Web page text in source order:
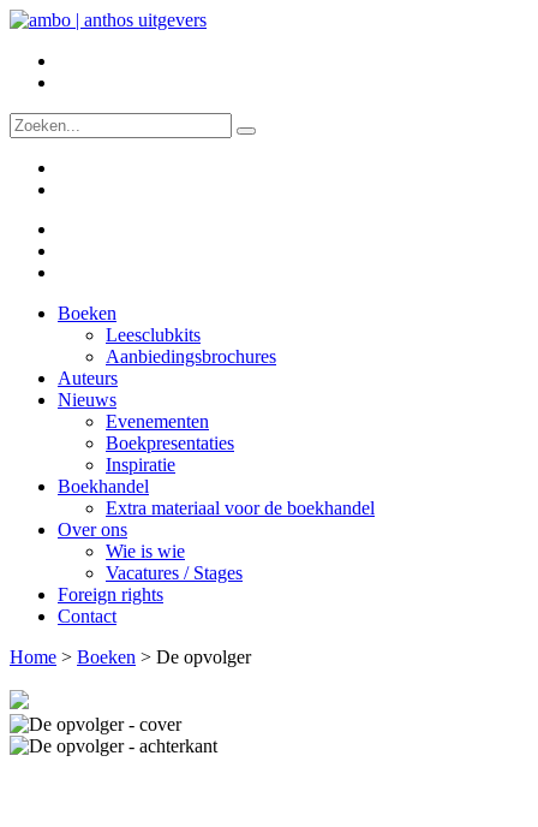
Boeken
Leesclubkits
Aanbiedingsbrochures
Auteurs
Nieuws
Evenementen
Boekpresentaties
Inspiratie
Boekhandel
Extra materiaal voor de boekhandel
Over ons
Wie is wie
Vacatures / Stages
Foreign rights
Contact
Home > Boeken > De opvolger